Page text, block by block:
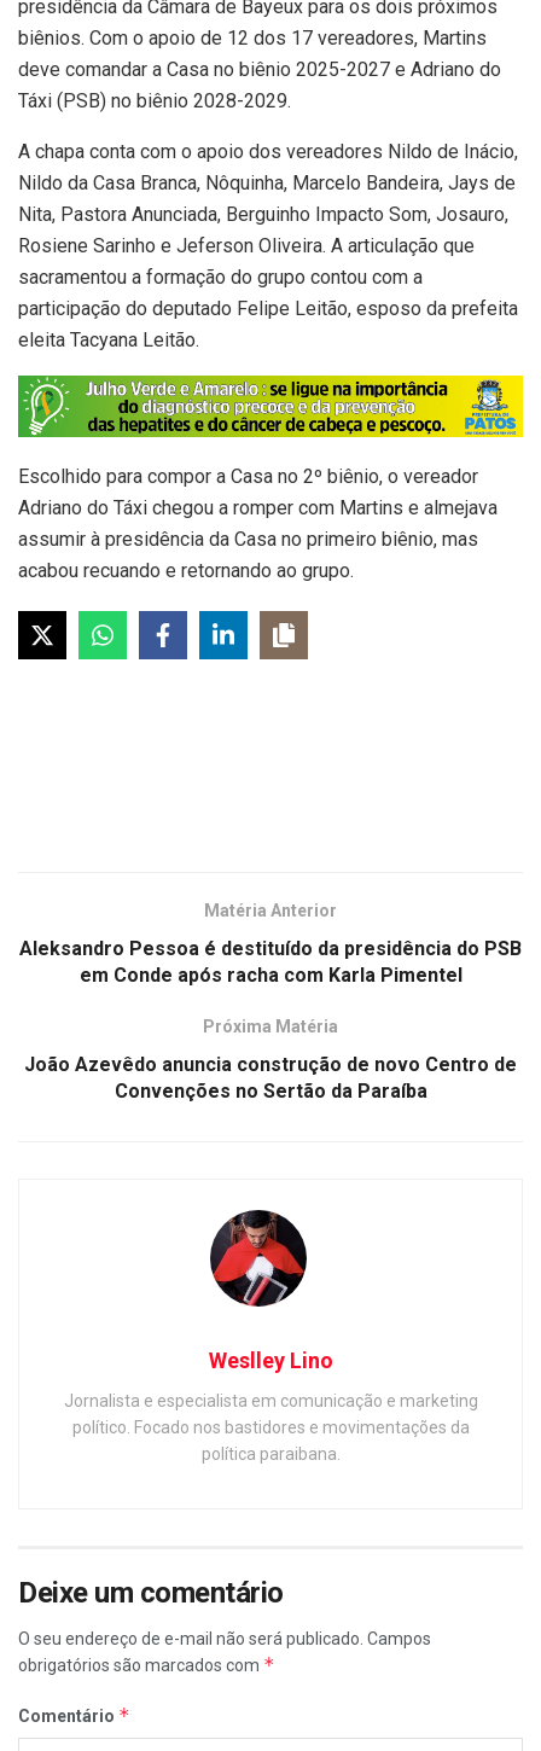
presidência da Câmara de Bayeux para os dois próximos
biênios. Com o apoio de 12 dos 17 vereadores, Martins
deve comandar a Casa no biênio 2025-2027 e Adriano do
Táxi (PSB) no biênio 2028-2029.
A chapa conta com o apoio dos vereadores Nildo de Inácio,
Nildo da Casa Branca, Nôquinha, Marcelo Bandeira, Jays de
Nita, Pastora Anunciada, Berguinho Impacto Som, Josauro,
Rosiene Sarinho e Jeferson Oliveira. A articulação que
sacramentou a formação do grupo contou com a
participação do deputado Felipe Leitão, esposo da prefeita
eleita Tacyana Leitão.
Escolhido para compor a Casa no 2º biênio, o vereador
Adriano do Táxi chegou a romper com Martins e almejava
assumir à presidência da Casa no primeiro biênio, mas
acabou recuando e retornando ao grupo.
Matéria Anterior
Aleksandro Pessoa é destituído da presidência do PSB
em Conde após racha com Karla Pimentel
Próxima Matéria
João Azevêdo anuncia construção de novo Centro de
Convenções no Sertão da Paraíba
Weslley Lino
Jornalista e especialista em comunicação e marketing
político. Focado nos bastidores e movimentações da
política paraibana.
Deixe um comentário
O seu endereço de e-mail não será publicado. Campos
obrigatórios são marcados com *
Comentário *